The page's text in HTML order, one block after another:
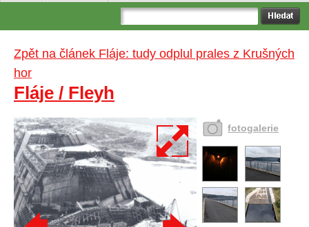
Zpět na článek Fláje: tudy odplul prales z Krušných
hor
Fláje / Fleyh
fotogalerie